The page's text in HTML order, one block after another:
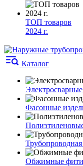
ТОП товаров
2024 г.
Каталог
Фасонные
Трубопроводная
Обжимные